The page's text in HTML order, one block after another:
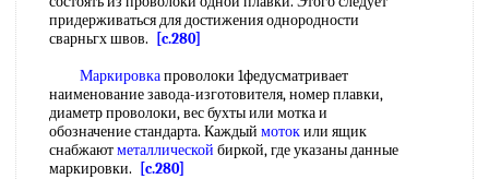
придерживаться для достижения однородности
сварньгх швов.
[c.280]
Маркировкапроволоки 1федусматривает
наименование завода-изготовителя, номер плавки,
диаметр проволоки, вес бухты или мотка и
обозначение стандарта. Каждый мотокили ящик
снабжаютметаллической биркой, где указаны данные
маркировки.
[c.280]